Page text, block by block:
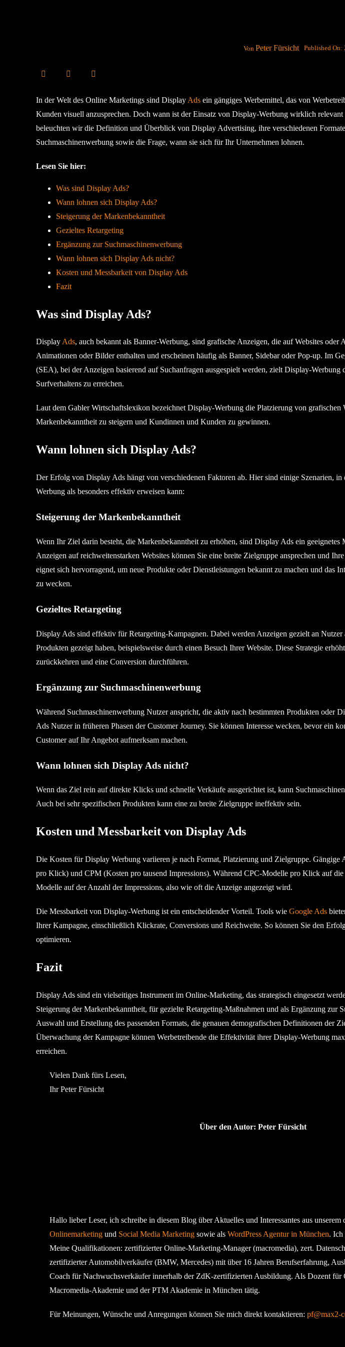
Von Peter Fürsicht Published On:
In der Welt des Online Marketings sind Display Adsein gängiges Werbemittel, das von
Kunden visuell anzusprechen. Doch wann ist der Einsatz von Display-Werbung wirklich
beleuchten wir die Definition und Überblick von Display Advertising, ihre verschiedenen
Suchmaschinenwerbung sowie die Frage, wann sie sich für Ihr Unternehmen lohnen.
Lesen Sie hier:
Was sind Display Ads?
Wann lohnen sich Display Ads?
Steigerung der Markenbekanntheit
Gezieltes Retargeting
Ergänzung zur Suchmaschinenwerbung
Wann lohnen sich Display Ads nicht?
Kosten und Messbarkeit von Display Ads
Fazit
Was sind Display Ads?
DisplayAds, auch bekannt als Banner-Werbung, sind grafische Anzeigen, die auf Websites oder
Animationen oder Bilder enthalten und erscheinen häufig als Banner, Sidebar oder Pop-up. Im
(SEA), bei der Anzeigen basierend auf Suchanfragen ausgespielt werden, zielt Display-Werbung
Surfverhaltens zu erreichen.
Laut dem Gabler Wirtschaftslexikon bezeichnet Display-Werbung die Platzierung von grafischen
Markenbekanntheit zu steigern und Kundinnen und Kunden zu gewinnen.
Wann lohnen sich Display Ads?
Der Erfolg von Display Ads hängt von verschiedenen Faktoren ab. Hier sind einige Szenarien,
Werbung als besonders effektiv erweisen kann:
Steigerung der Markenbekanntheit
Wenn Ihr Ziel darin besteht, die Markenbekanntheit zu erhöhen, sind Display Ads ein
Anzeigen auf reichweitenstarken Websites können Sie eine breite Zielgruppe ansprechen und
eignet sich hervorragend, um neue Produkte oder Dienstleistungen bekannt zu machen und das
zu wecken.
Gezieltes Retargeting
Display Ads sind effektiv für Retargeting-Kampagnen. Dabei werden Anzeigen gezielt an Nutzer
Produkten gezeigt haben, beispielsweise durch einen Besuch Ihrer Website. Diese Strategie
zurückkehren und eine Conversion durchführen.
Ergänzung zur Suchmaschinenwerbung
Während Suchmaschinenwerbung Nutzer anspricht, die aktiv nach bestimmten Produkten oder
Ads Nutzer in früheren Phasen der Customer Journey. Sie können Interesse wecken, bevor ein
Customer auf Ihr Angebot aufmerksam machen.
Wann lohnen sich Display Ads nicht?
Wenn das Ziel rein auf direkte Klicks und schnelle Verkäufe ausgerichtet ist, kann
Auch bei sehr spezifischen Produkten kann eine zu breite Zielgruppe ineffektiv sein.
Kosten und Messbarkeit von Display Ads
Die Kosten für Display Werbung variieren je nach Format, Platzierung und Zielgruppe. Gängige
pro Klick) und CPM (Kosten pro tausend Impressions). Während CPC-Modelle pro Klick auf die
Modelle auf der Anzahl der Impressions, also wie oft die Anzeige angezeigt wird.
Die Messbarkeit von Display-Werbung ist ein entscheidender Vorteil. Tools wie Google Ads
Ihrer Kampagne, einschließlich Klickrate, Conversions und Reichweite. So können Sie den
optimieren.
Fazit
Display Ads sind ein vielseitiges Instrument im Online-Marketing, das strategisch eingesetzt
Steigerung der Markenbekanntheit, für gezielte Retargeting-Maßnahmen und als Ergänzung zur
Auswahl und Erstellung des passenden Formats, die genauen demografischen Definitionen der
Überwachung der Kampagne können Werbetreibende die Effektivität ihrer Display-Werbung
erreichen.
Vielen Dank fürs Lesen,
Ihr Peter Fürsicht
Über den Autor: Peter Fürsicht
Hallo lieber Leser, ich schreibe in diesem Blog über Aktuelles und Interessantes aus
Onlinemarketingund Social Media Marketingsowie als WordPress Agentur in München. Ich
Meine Qualifikationen: zertifizierter Online-Marketing-Manager (macromedia), zert.
zertifizierter Automobilverkäufer (BMW, Mercedes) mit über 16 Jahren Berufserfahrung,
Coach für Nachwuchsverkäufer innerhalb der ZdK-zertifizierten Ausbildung. Als Dozent für
Macromedia-Akademie und der PTM Akademie in München tätig.
Für Meinungen, Wünsche und Anregungen können Sie mich direkt kontaktieren: pf@max2-